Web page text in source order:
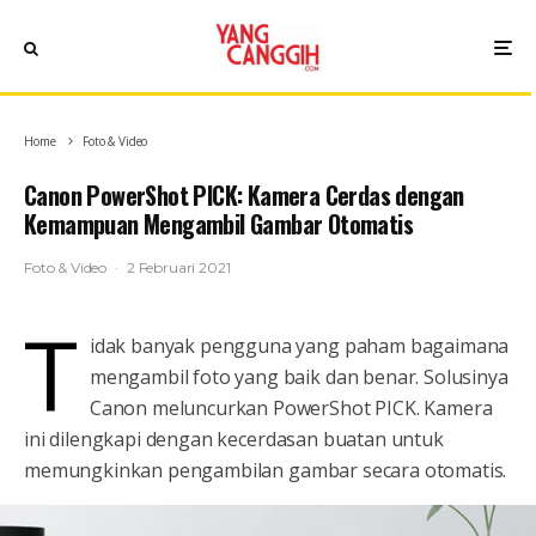
Home Foto & Video
Canon PowerShot PICK: Kamera Cerdas dengan
Kemampuan Mengambil Gambar Otomatis
Foto & Video · 2 Februari 2021
T idak banyak pengguna yang paham bagaimana
mengambil foto yang baik dan benar. Solusinya
Canon meluncurkan PowerShot PICK. Kamera
ini dilengkapi dengan kecerdasan buatan untuk
memungkinkan pengambilan gambar secara otomatis.